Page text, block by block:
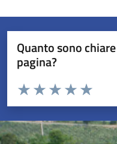
Quanto sono
pagina?
Valuta da 1 a 5 stelle la pagina
Valuta 5
Valuta 4
Valuta 3 stelle
Valuta 2 stelle su 5
Valuta 1 stelle su 5